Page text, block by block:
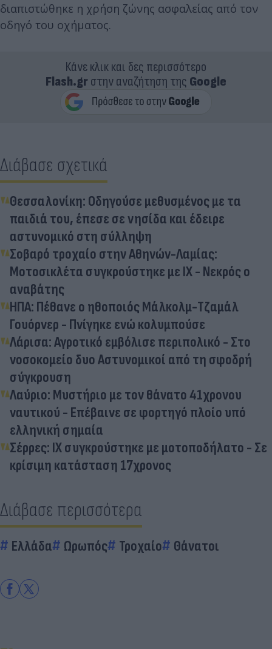
διαπιστώθηκε η χρήση ζώνης ασφαλείας από τον
οδηγό του οχήματος.
Κάνε κλικ και δες περισσότερο
Flash.grστην αναζήτηση της Google
Διάβασε σχετικά
Θεσσαλονίκη: Οδηγούσε μεθυσμένος με τα
παιδιά του, έπεσε σε νησίδα και έδειρε
αστυνομικό στη σύλληψη
Σοβαρό τροχαίο στην Αθηνών-Λαμίας:
Μοτοσικλέτα συγκρούστηκε με ΙΧ - Νεκρός ο
αναβάτης
ΗΠΑ: Πέθανε ο ηθοποιός Μάλκολμ-Τζαμάλ
Γουόρνερ - Πνίγηκε ενώ κολυμπούσε
Λάρισα: Αγροτικό εμβόλισε περιπολικό - Στο
νοσοκομείο δυο Αστυνομικοί από τη σφοδρή
σύγκρουση
Λαύριο: Μυστήριο με τον θάνατο 41χρονου
ναυτικού - Επέβαινε σε φορτηγό πλοίο υπό
ελληνική σημαία
Σέρρες: ΙΧ συγκρούστηκε με μοτοποδήλατο - Σε
κρίσιμη κατάσταση 17χρονος
Διάβασε περισσότερα
Ελλάδα Ωρωπός Τροχαίο Θάνατοι